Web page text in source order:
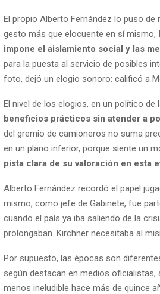
El propio Alberto Fernández lo puso de
gesto más que elocuente en sí mismo,
impone el aislamiento social y las
para la puesta al servicio de posibles
foto, dejó un elogio sonoro: calificó a
El nivel de los elogios, en un político de
beneficios prácticos sin atender a
del gremio de camioneros no suma
en un plano inferior, porque siente un
pista clara de su valoración en esta
Alberto Fernández recordó el papel
mismo, como jefe de Gabinete, fue
cuando el país ya iba saliendo de la
prolongaban. Kirchner necesitaba al
Por supuesto, las épocas son
según destacan en medios
menos ineludible hace más de quince